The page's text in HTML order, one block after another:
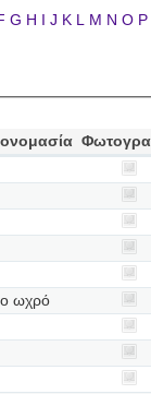
G H I J K L M N O P
ωχρό